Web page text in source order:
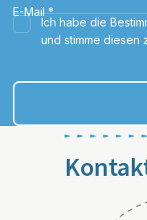
E-Mail *
Ich habe die
und stimme diesen